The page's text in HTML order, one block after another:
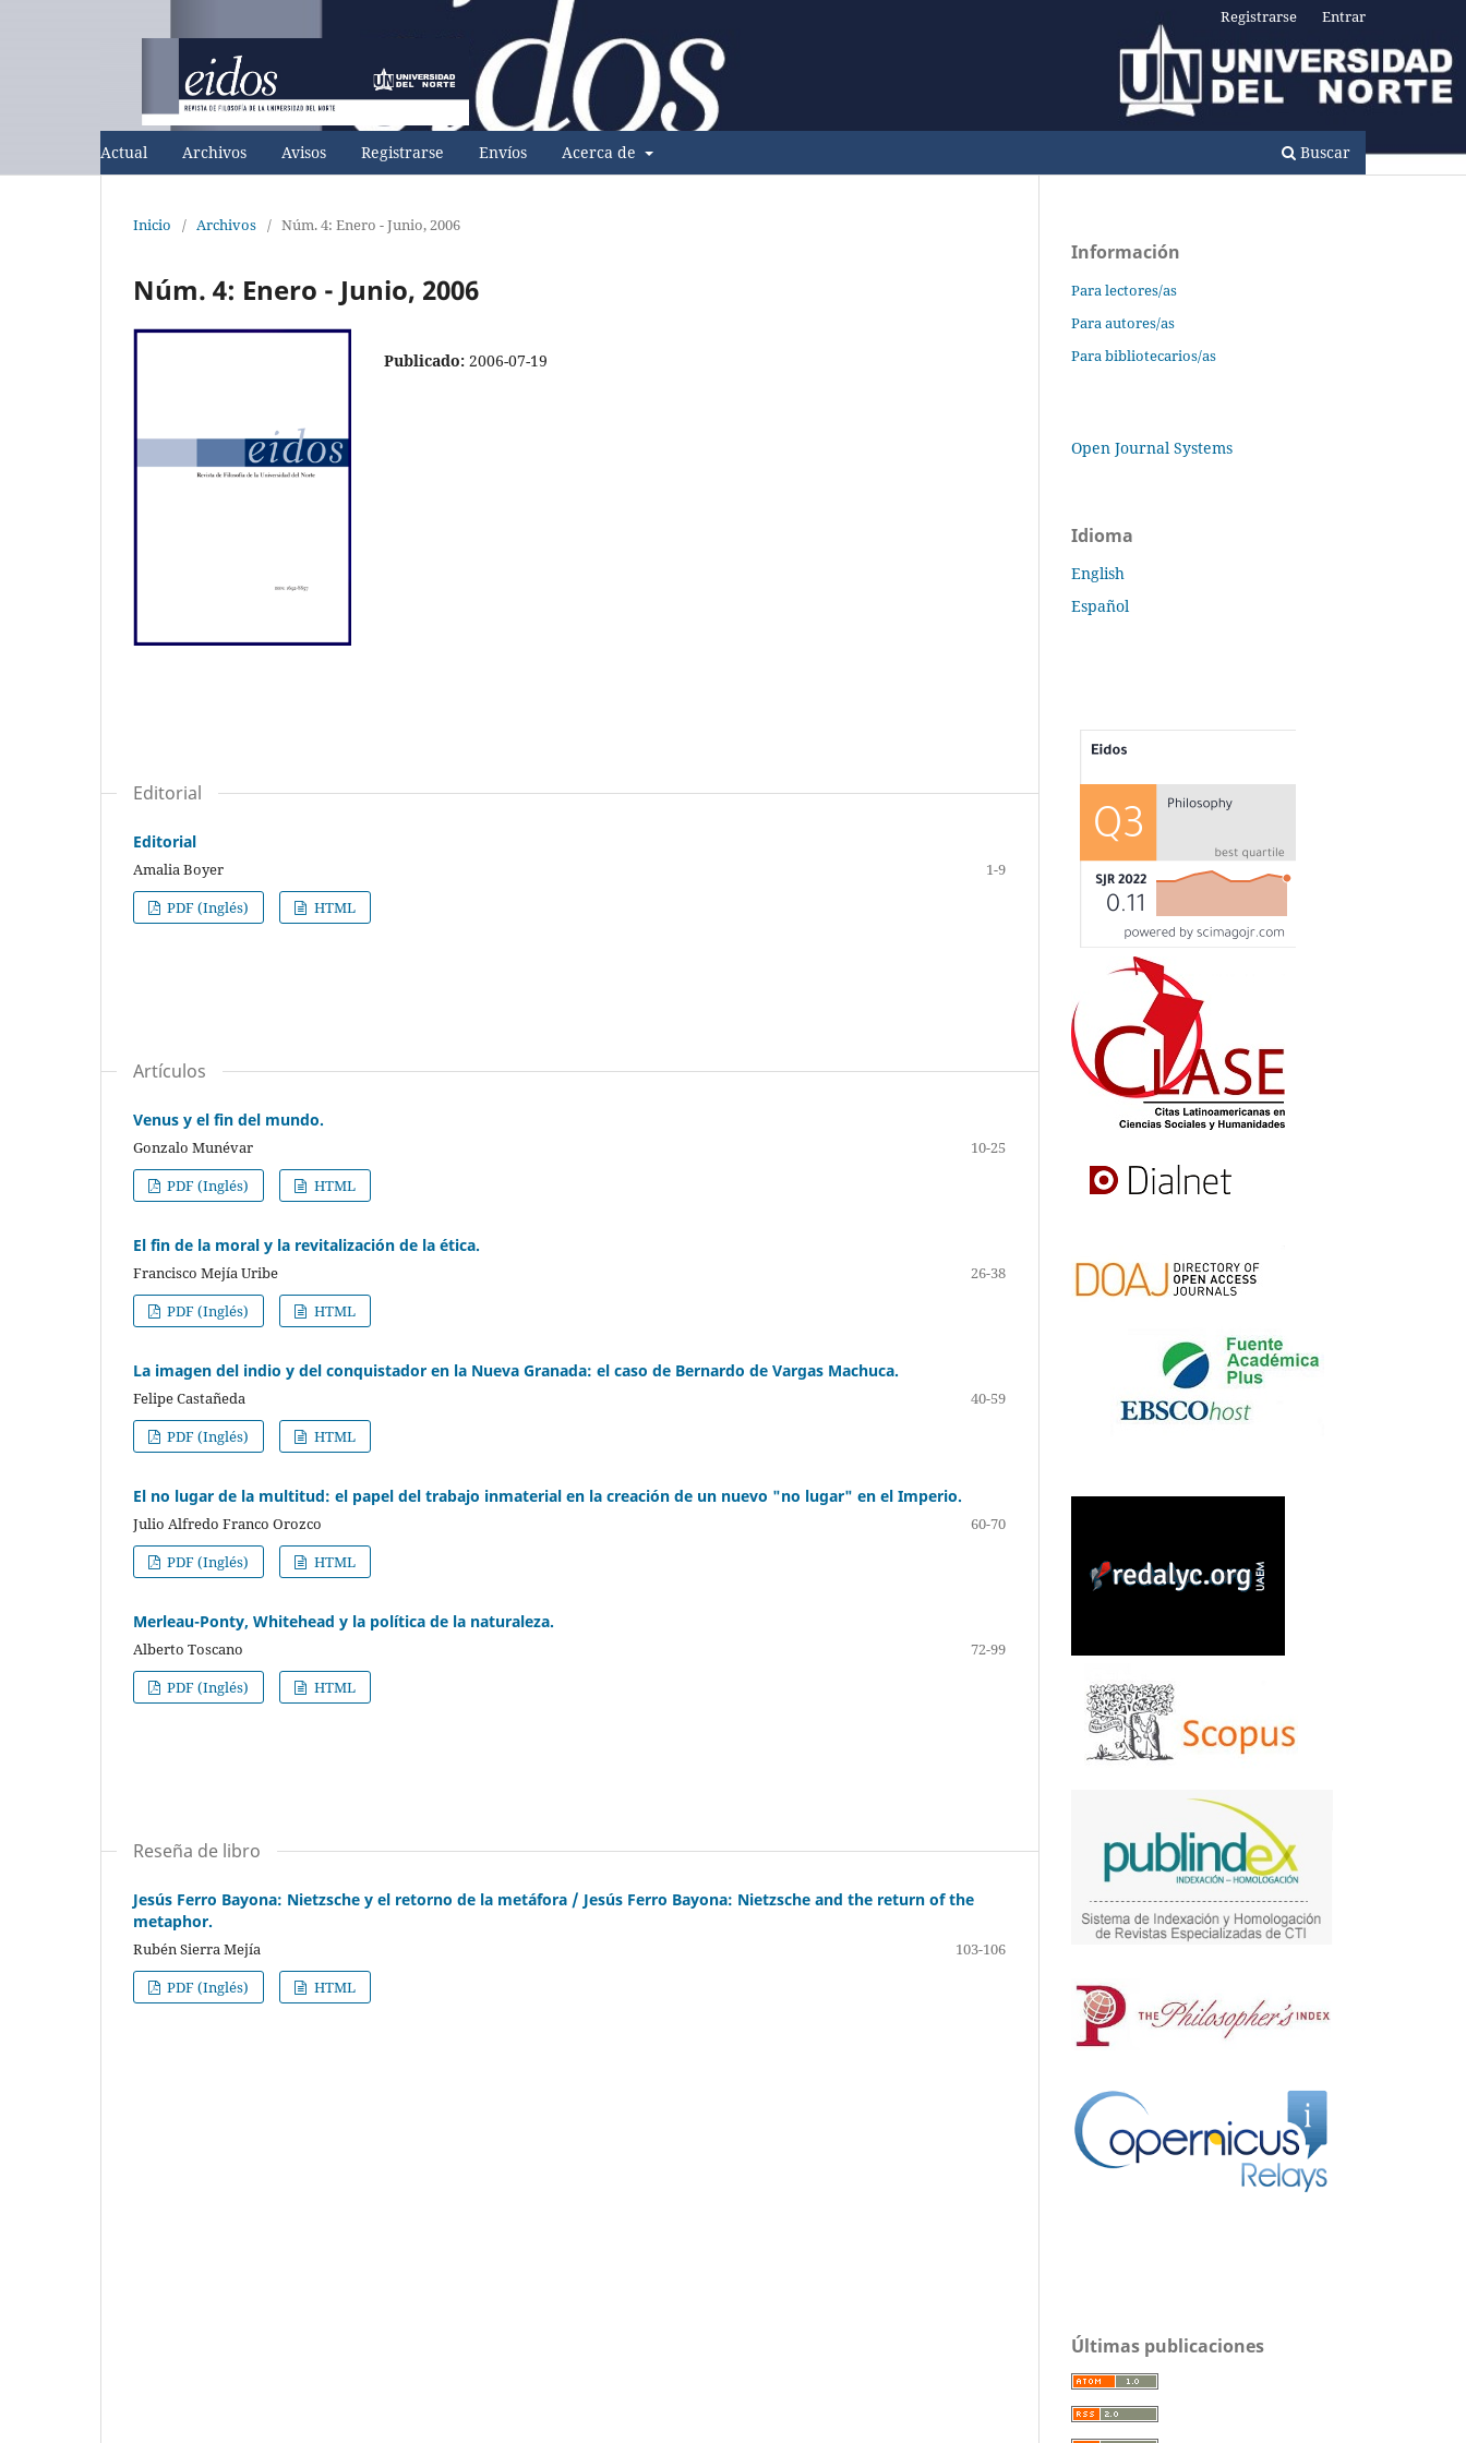
Actual Archivos Avisos Registrarse Envíos Acerca de Buscar
Registrarse Entrar
Inicio / Archivos / Núm. 4: Enero - Junio, 2006
Núm. 4: Enero - Junio, 2006
Publicado: 2006-07-19
Editorial
Editorial
Amalia Boyer
1-9
PDF (Inglés)
HTML
Artículos
Venus y el fin del mundo.
Gonzalo Munévar
10-25
PDF (Inglés)
HTML
El fin de la moral y la revitalización de la ética.
Francisco Mejía Uribe
26-38
PDF (Inglés)
HTML
La imagen del indio y del conquistador en la Nueva Granada: el caso de Bernardo de Vargas Machuca.
Felipe Castañeda
40-59
PDF (Inglés)
HTML
El no lugar de la multitud: el papel del trabajo inmaterial en la creación de un nuevo "no lugar" en el Imperio.
Julio Alfredo Franco Orozco
60-70
PDF (Inglés)
HTML
Merleau-Ponty, Whitehead y la política de la naturaleza.
Alberto Toscano
72-99
PDF (Inglés)
HTML
Reseña de libro
Jesús Ferro Bayona: Nietzsche y el retorno de la metáfora / Jesús Ferro Bayona: Nietzsche and the return of the
metaphor.
Rubén Sierra Mejía
103-106
PDF (Inglés)
HTML
Información
Para lectores/as
Para autores/as
Para bibliotecarios/as
Open Journal Systems
Idioma
English
Español
Últimas publicaciones